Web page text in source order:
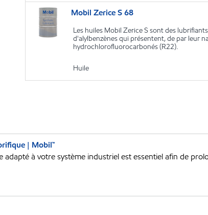
Mobil Zerice S 68
Les huiles Mobil Zerice S sont des
d'alylbenzènes qui présentent, de par leur
hydrochlorofluorocarbonés (R22).
Huile
| Mobil™
à votre système industriel est essentiel afin de